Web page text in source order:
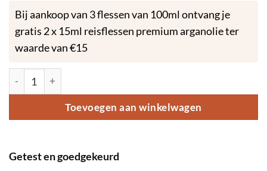
Bij aankoop van 3 flessen van 100ml ontvang je
gratis 2 x 15ml reisflessen premium arganolie ter
waarde van €15
Premium Pure Arganolie 100ml (Plastic fles) aantal
Toevoegen aan winkelwagen
Getest en goedgekeurd